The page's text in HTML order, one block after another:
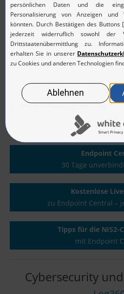
Automatisierung von
Updates für Ihre IT-Ressourcen.
Endpoint-Sicherheit: Schützen
fortschrittlichen
Bedrohungsüberwachung,
Management und Whitelisting
Remote-Management und -
es Ihrem Team, Geräte auch
und abzusichern.
Endpoint
30 Tage
Kostenlose
zu Endpoint Central –
Tipps für die NIS2-
mit Endpoint
Cybersecurity